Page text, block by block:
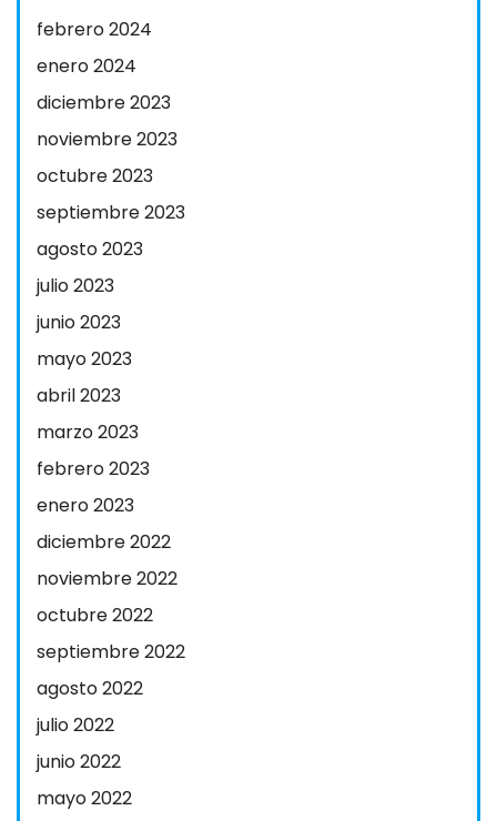
febrero 2024
enero 2024
diciembre 2023
noviembre 2023
octubre 2023
septiembre 2023
agosto 2023
julio 2023
junio 2023
mayo 2023
abril 2023
marzo 2023
febrero 2023
enero 2023
diciembre 2022
noviembre 2022
octubre 2022
septiembre 2022
agosto 2022
julio 2022
junio 2022
mayo 2022